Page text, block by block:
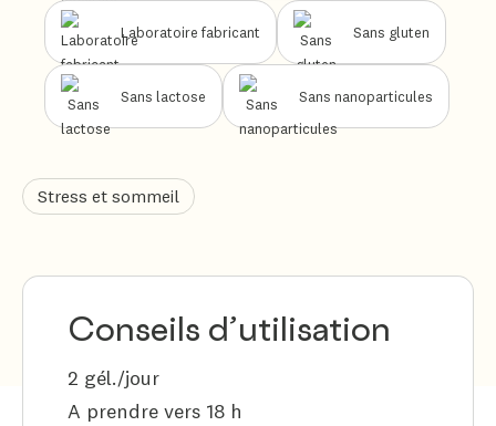
Laboratoire fabricant Sans gluten
Sans lactose Sans nanoparticules
Stress et sommeil
Conseils d’utilisation
2 gél./jour
A prendre vers 18 h